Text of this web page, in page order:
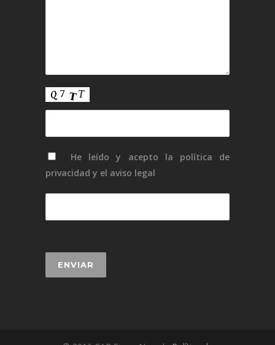
He leído y acepto la política de
privacidad y el aviso legal